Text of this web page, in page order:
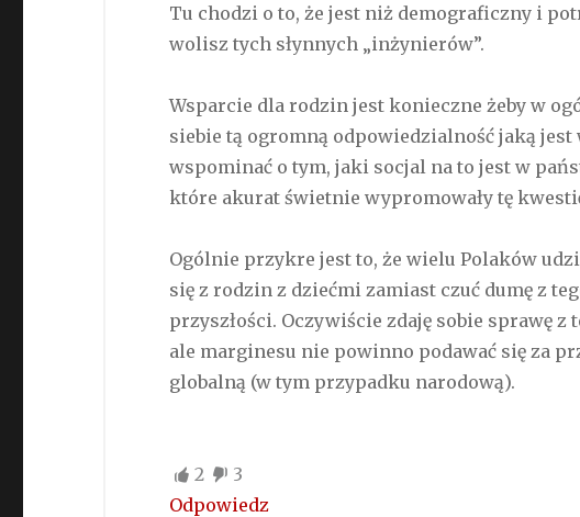
Tu chodzi o to, że jest niż demograficzny i
wolisz tych słynnych „inżynierów”.
Wsparcie dla rodzin jest konieczne żeby w
siebie tą ogromną odpowiedzialność jaką
wspominać o tym, jaki socjal na to jest w
które akurat świetnie wypromowały tę
Ogólnie przykre jest to, że wielu Polaków
się z rodzin z dziećmi zamiast czuć dumę z
przyszłości. Oczywiście zdaję sobie sprawę
ale marginesu nie powinno podawać się za
globalną (w tym przypadku narodową).
2
3
Odpowiedz